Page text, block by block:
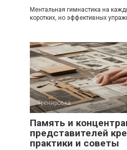
Ментальная гимнастика на
коротких, но эффективных
Тренировка
Память и
представителей
практики и советы